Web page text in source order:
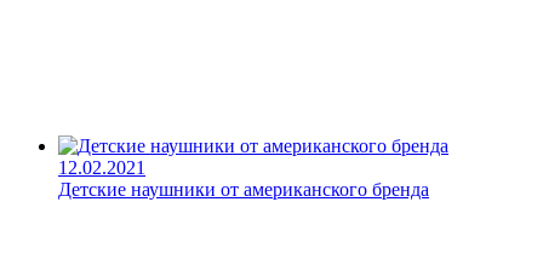
12.02.2021
Детские наушники от американского бренда